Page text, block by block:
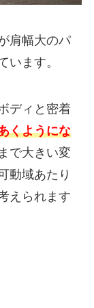
肩幅大のパ
います。
ディと密着
くようにな
で大きい変
動域あたり
えられます